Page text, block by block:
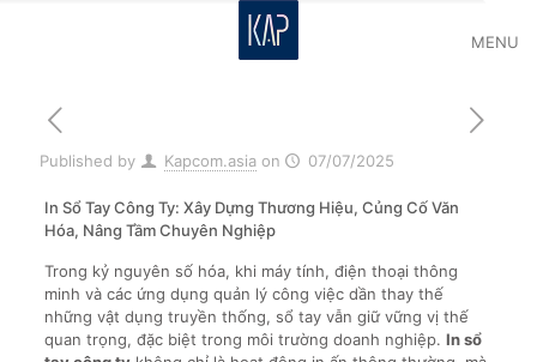
MENU
Published by Kapcom.asia on 07/07/2025
In Sổ Tay Công Ty: Xây Dựng Thương Hiệu, Củng Cố Văn
Hóa, Nâng Tầm Chuyên Nghiệp
Trong kỷ nguyên số hóa, khi máy tính, điện thoại thông
minh và các ứng dụng quản lý công việc dần thay thế
những vật dụng truyền thống, sổ tay vẫn giữ vững vị thế
quan trọng, đặc biệt trong môi trường doanh nghiệp. In sổ